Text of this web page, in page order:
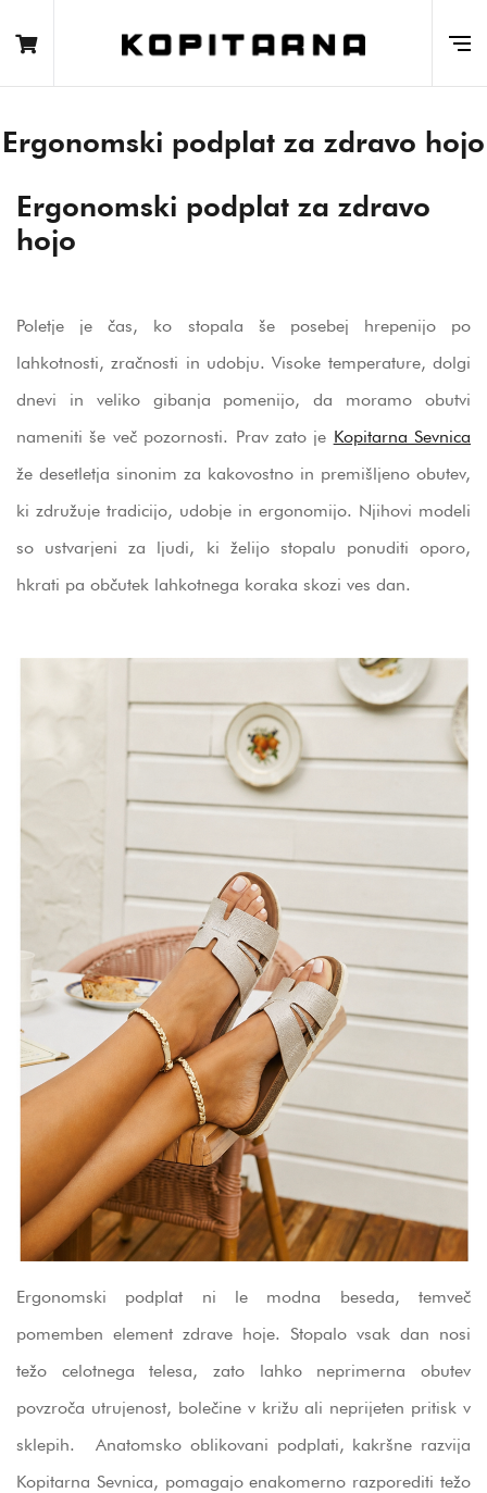
Ergonomski podplat za zdravo hojo
Ergonomski podplat za zdravo
hojo
Poletje je čas, ko stopala še posebej hrepenijo po
lahkotnosti, zračnosti in udobju. Visoke temperature, dolgi
dnevi in veliko gibanja pomenijo, da moramo obutvi
nameniti še več pozornosti. Prav zato je Kopitarna Sevnica
že desetletja sinonim za kakovostno in premišljeno obutev,
ki združuje tradicijo, udobje in ergonomijo. Njihovi modeli
so ustvarjeni za ljudi, ki želijo stopalu ponuditi oporo,
hkrati pa občutek lahkotnega koraka skozi ves dan.
Ergonomski podplat ni le modna beseda, temveč
pomemben element zdrave hoje. Stopalo vsak dan nosi
težo celotnega telesa, zato lahko neprimerna obutev
povzroča utrujenost, bolečine v križu ali neprijeten pritisk v
sklepih. Anatomsko oblikovani podplati, kakršne razvija
Kopitarna Sevnica, pomagajo enakomerno razporediti težo